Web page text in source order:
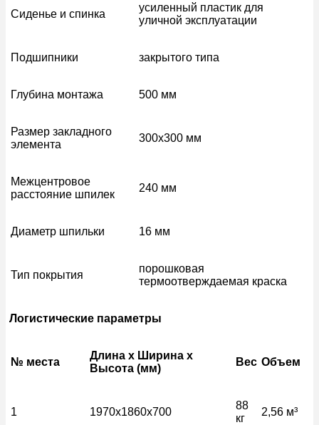
Сиденье и спинка
усиленный пластик для
уличной эксплуатации
Подшипники закрытого типа
Глубина монтажа 500 мм
Размер закладного
элемента
300х300 мм
Межцентровое
расстояние шпилек
240 мм
Диаметр шпильки 16 мм
Тип покрытия
порошковая
термоотверждаемая краска
Логистические параметры
№ места
Длина x Ширина x
Высота (мм)
Вес Объем
1 1970x1860x700
88
кг
2,56 м³